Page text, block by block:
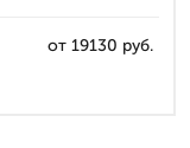
от 19130 руб.